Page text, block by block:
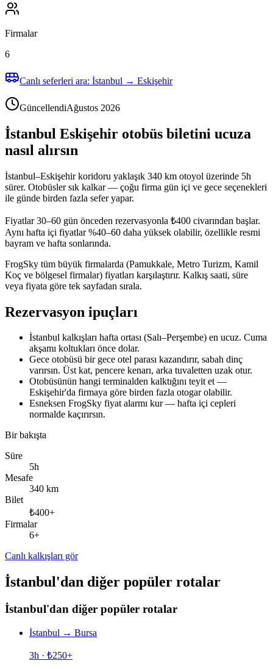
Firmalar
6
Canlı seferleri ara: İstanbul → Eskişehir
GüncellendiAğustos 2026
İstanbul Eskişehir otobüs biletini ucuza
nasıl alırsın
İstanbul–Eskişehir koridoru yaklaşık 340 km otoyol üzerinde 5h
sürer. Otobüsler sık kalkar — çoğu firma gün içi ve gece seçenekleri
ile günde birden fazla sefer yapar.
Fiyatlar 30–60 gün önceden rezervasyonla ₺400 civarından başlar.
Aynı hafta içi fiyatlar %40–60 daha yüksek olabilir, özellikle resmi
bayram ve hafta sonlarında.
FrogSky tüm büyük firmalarda (Pamukkale, Metro Turizm, Kamil
Koç ve bölgesel firmalar) fiyatları karşılaştırır. Kalkış saati, süre
veya fiyata göre tek sayfadan sırala.
Rezervasyon ipuçları
İstanbul kalkışları hafta ortası (Salı–Perşembe) en ucuz. Cuma
akşamı koltukları önce dolar.
Gece otobüsü bir gece otel parası kazandırır, sabah dinç
varırsın. Üst kat, pencere kenarı, arka tuvaletten uzak otur.
Otobüsünün hangi terminalden kalktığını teyit et —
Eskişehir'da firmaya göre birden fazla otogar olabilir.
Esneksen FrogSky fiyat alarmı kur — hafta içi cepleri
normalde kaçırırsın.
Bir bakışta
Süre
5h
Mesafe
340 km
Bilet
₺400+
Firmalar
6+
Canlı kalkışları gör
İstanbul'dan diğer popüler rotalar
İstanbul'dan diğer popüler rotalar
İstanbul → Bursa
3h · ₺250+